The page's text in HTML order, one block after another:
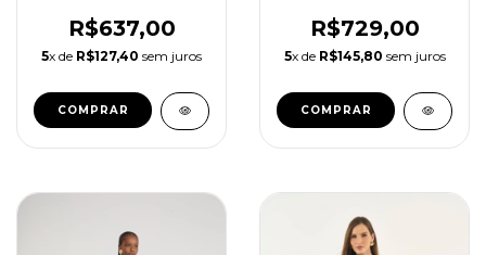
R$637,00
5x de R$127,40 sem juros
COMPRAR
R$729,00
5x de R$145,80 sem juros
COMPRAR